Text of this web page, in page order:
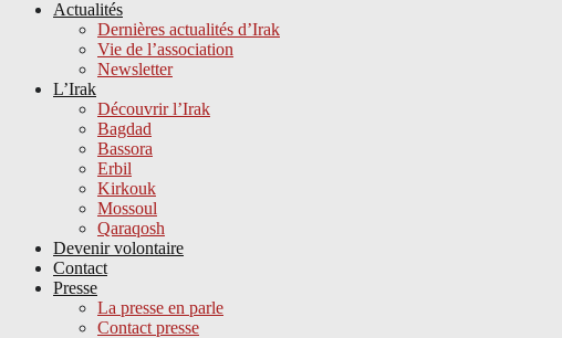
Actualités
Dernières actualités d’Irak
Vie de l’association
Newsletter
L’Irak
Découvrir l’Irak
Bagdad
Bassora
Erbil
Kirkouk
Mossoul
Qaraqosh
Devenir volontaire
Contact
Presse
La presse en parle
Contact presse